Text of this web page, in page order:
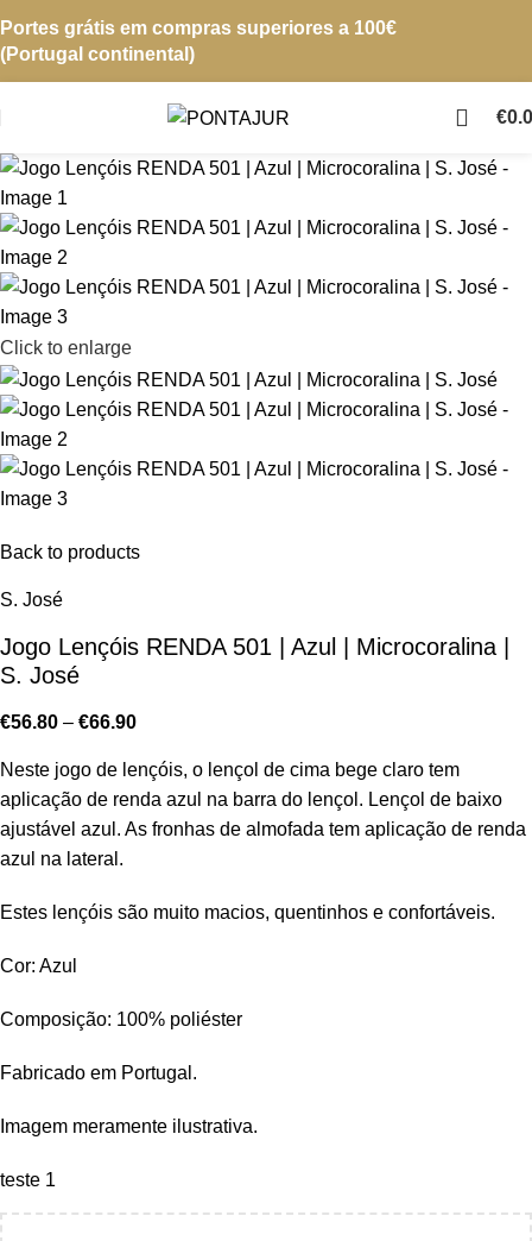
Portes grátis em compras superiores a 100€
(Portugal continental)
€
Click to enlarge
Back to products
S. José
Jogo Lençóis RENDA 501 | Azul | Microcoralina |
S. José
€56.80 – €66.90
Neste jogo de lençóis, o lençol de cima bege claro tem
aplicação de renda azul na barra do lençol. Lençol de baixo
ajustável azul. As fronhas de almofada tem aplicação de renda
azul na lateral.
Estes lençóis são muito macios, quentinhos e confortáveis.
Cor: Azul
Composição: 100% poliéster
Fabricado em Portugal.
Imagem meramente ilustrativa.
teste 1